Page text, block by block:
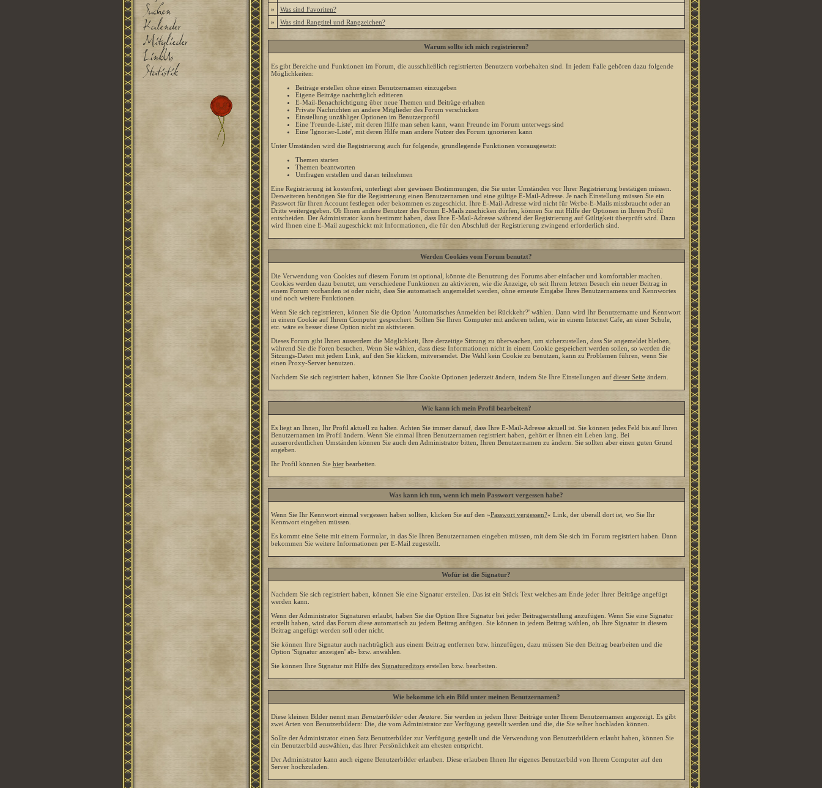
»
Was sind Favoriten?
»
Was sind Rangtitel und Rangzeichen?
Warum sollte ich mich registrieren?
Es gibt Bereiche und Funktionen im Forum, die ausschließlich registrierten Benutzern vorbehalten sind. In jedem Falle gehören dazu folgende
Möglichkeiten:
Beiträge erstellen ohne einen Benutzernamen einzugeben
Eigene Beiträge nachträglich editieren
E-Mail-Benachrichtigung über neue Themen und Beiträge erhalten
Private Nachrichten an andere Mitglieder des Forum verschicken
Einstellung unzähliger Optionen im Benutzerprofil
Eine 'Freunde-Liste', mit deren Hilfe man sehen kann, wann Freunde im Forum unterwegs sind
Eine 'Ignorier-Liste', mit deren Hilfe man andere Nutzer des Forum ignorieren kann
Unter Umständen wird die Registrierung auch für folgende, grundlegende Funktionen vorausgesetzt:
Themen starten
Themen beantworten
Umfragen erstellen und daran teilnehmen
Eine Registrierung ist kostenfrei, unterliegt aber gewissen Bestimmungen, die Sie unter Umständen vor Ihrer Registrierung bestätigen müssen.
Desweiteren benötigen Sie für die Registrierung einen Benutzernamen und eine gültige E-Mail-Adresse. Je nach Einstellung müssen Sie ein
Passwort für Ihren Account festlegen oder bekommen es zugeschickt. Ihre E-Mail-Adresse wird nicht für Werbe-E-Mails missbraucht oder an
Dritte weitergegeben. Ob Ihnen andere Benutzer des Forum E-Mails zuschicken dürfen, können Sie mit Hilfe der Optionen in Ihrem Profil
entscheiden. Der Administrator kann bestimmt haben, dass Ihre E-Mail-Adresse während der Registrierung auf Gültigkeit überprüft wird. Dazu
wird Ihnen eine E-Mail zugeschickt mit Informationen, die für den Abschluß der Registrierung zwingend erforderlich sind.
Werden Cookies vom Forum benutzt?
Die Verwendung von Cookies auf diesem Forum ist optional, könnte die Benutzung des Forums aber einfacher und komfortabler machen.
Cookies werden dazu benutzt, um verschiedene Funktionen zu aktivieren, wie die Anzeige, ob seit Ihrem letzten Besuch ein neuer Beitrag in
einem Forum vorhanden ist oder nicht, dass Sie automatisch angemeldet werden, ohne erneute Eingabe Ihres Benutzernamens und Kennwortes
und noch weitere Funktionen.
Wenn Sie sich registrieren, können Sie die Option 'Automatisches Anmelden bei Rückkehr?' wählen. Dann wird Ihr Benutzername und Kennwort
in einem Cookie auf Ihrem Computer gespeichert. Sollten Sie Ihren Computer mit anderen teilen, wie in einem Internet Cafe, an einer Schule,
etc. wäre es besser diese Option nicht zu aktivieren.
Dieses Forum gibt Ihnen ausserdem die Möglichkeit, Ihre derzeitige Sitzung zu überwachen, um sicherzustellen, dass Sie angemeldet bleiben,
während Sie die Foren besuchen. Wenn Sie wählen, dass diese Informationen nicht in einem Cookie gespeichert werden sollen, so werden die
Sitzungs-Daten mit jedem Link, auf den Sie klicken, mitversendet. Die Wahl kein Cookie zu benutzen, kann zu Problemen führen, wenn Sie
einen Proxy-Server benutzen.
Nachdem Sie sich registriert haben, können Sie Ihre Cookie Optionen jederzeit ändern, indem Sie Ihre Einstellungen auf dieser Seiteändern.
Wie kann ich mein Profil bearbeiten?
Es liegt an Ihnen, Ihr Profil aktuell zu halten. Achten Sie immer darauf, dass Ihre E-Mail-Adresse aktuell ist. Sie können jedes Feld bis auf Ihren
Benutzernamen im Profil ändern. Wenn Sie einmal Ihren Benutzernamen registriert haben, gehört er Ihnen ein Leben lang. Bei
ausserordentlichen Umständen können Sie auch den Administrator bitten, Ihren Benutzernamen zu ändern. Sie sollten aber einen guten Grund
angeben.
Ihr Profil können Sie hierbearbeiten.
Was kann ich tun, wenn ich mein Passwort vergessen habe?
Wenn Sie Ihr Kennwort einmal vergessen haben sollten, klicken Sie auf den »Passwort vergessen?« Link, der überall dort ist, wo Sie Ihr
Kennwort eingeben müssen.
Es kommt eine Seite mit einem Formular, in das Sie Ihren Benutzernamen eingeben müssen, mit dem Sie sich im Forum registriert haben. Dann
bekommen Sie weitere Informationen per E-Mail zugestellt.
Wofür ist die Signatur?
Nachdem Sie sich registriert haben, können Sie eine Signatur erstellen. Das ist ein Stück Text welches am Ende jeder Ihrer Beiträge angefügt
werden kann.
Wenn der Administrator Signaturen erlaubt, haben Sie die Option Ihre Signatur bei jeder Beitragserstellung anzufügen. Wenn Sie eine Signatur
erstellt haben, wird das Forum diese automatisch zu jedem Beitrag anfügen. Sie können in jedem Beitrag wählen, ob Ihre Signatur in diesem
Beitrag angefügt werden soll oder nicht.
Sie können Ihre Signatur auch nachträglich aus einem Beitrag entfernen bzw. hinzufügen, dazu müssen Sie den Beitrag bearbeiten und die
Option 'Signatur anzeigen' ab- bzw. anwählen.
Sie können Ihre Signatur mit Hilfe des Signatureditorserstellen bzw. bearbeiten.
Wie bekomme ich ein Bild unter meinen Benutzernamen?
Diese kleinen Bilder nennt man Benutzerbilderoder Avatare. Sie werden in jedem Ihrer Beiträge unter Ihrem Benutzernamen angezeigt. Es gibt
zwei Arten von Benutzerbildern: Die, die vom Administrator zur Verfügung gestellt werden und die, die Sie selber hochladen können.
Sollte der Administrator einen Satz Benutzerbilder zur Verfügung gestellt und die Verwendung von Benutzerbildern erlaubt haben, können Sie
ein Benutzerbild auswählen, das Ihrer Persönlichkeit am ehesten entspricht.
Der Administrator kann auch eigene Benutzerbilder erlauben. Diese erlauben Ihnen Ihr eigenes Benutzerbild von Ihrem Computer auf den
Server hochzuladen.